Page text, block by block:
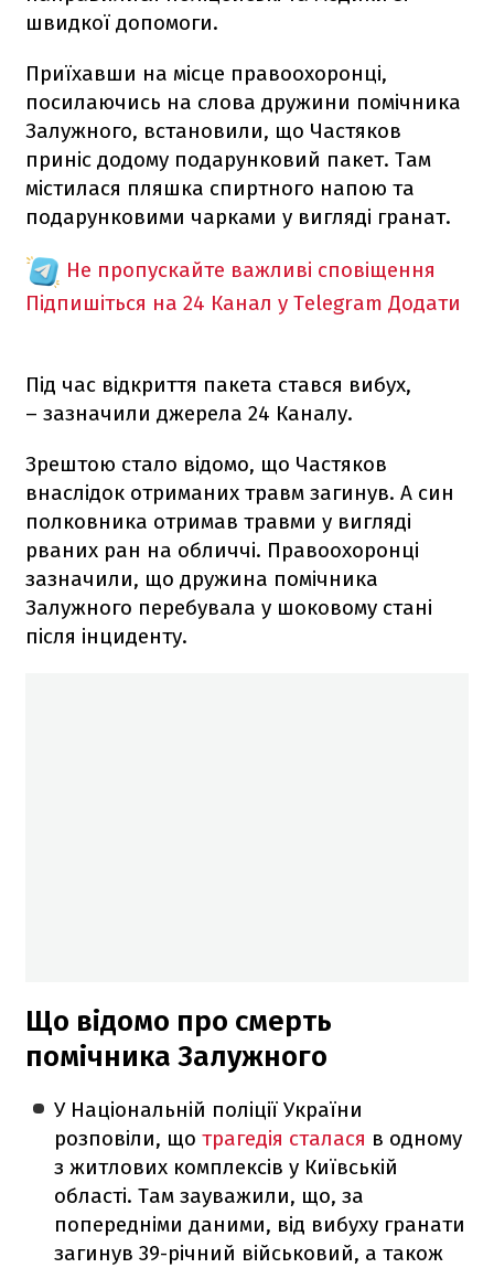
швидкої допомоги.
Приїхавши на місце правоохоронці,
посилаючись на слова дружини помічника
Залужного, встановили, що Частяков
приніс додому подарунковий пакет. Там
містилася пляшка спиртного напою та
подарунковими чарками у вигляді гранат.
Не пропускайте важливі сповіщення
Підпишіться на 24 Канал у Telegram Додати
Під час відкриття пакета стався вибух,
– зазначили джерела 24 Каналу.
Зрештою стало відомо, що Частяков
внаслідок отриманих травм загинув. А син
полковника отримав травми у вигляді
рваних ран на обличчі. Правоохоронці
зазначили, що дружина помічника
Залужного перебувала у шоковому стані
після інциденту.
Що відомо про смерть
помічника Залужного
У Національній поліції України
розповіли, щотрагедія сталася в одному
з житлових комплексів у Київській
області. Там зауважили, що, за
попередніми даними, від вибуху гранати
загинув 39-річний військовий, а також